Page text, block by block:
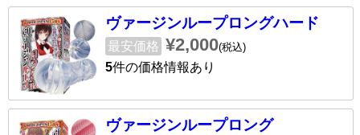
ヴァージンループロングハード
最安価格 ¥2,000(税込)
5件の価格情報あり
ヴァージンループロング